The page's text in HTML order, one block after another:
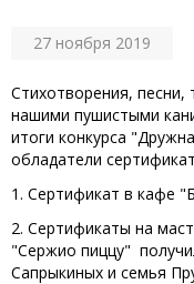
27 ноября 2019
Стихотворения,
нашими пушистыми
итоги конкурса
обладатели
1. Сертификат в кафе
2. Сертификаты на
"Сержио пиццу"
Сапрыкиных и семья